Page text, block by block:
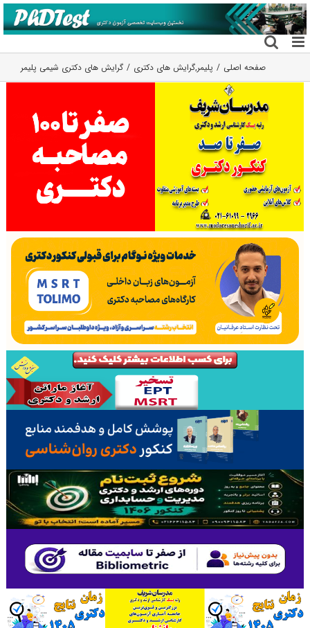
رفتن
به
محتوا
صفحه اصلی پلیمر,گرایش های دکتری گرایش های دکتری شیمی پلیمر